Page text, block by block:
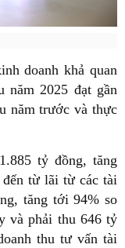
doanh khả quan
năm 2025 đạt gần
năm trước và thực
tỷ đồng, tăng
từ lãi từ các tài
tăng tới 94% so
và phải thu 646 tỷ
thu tư vấn tài